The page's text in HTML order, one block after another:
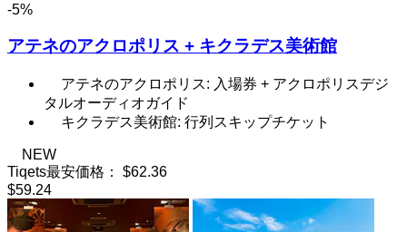
-5%
アテネのアクロポリス + キクラデス美術館
アテネのアクロポリス: 入場券 + アクロポリスデジ
タルオーディオガイド
キクラデス美術館: 行列スキップチケット
NEW
Tiqets最安価格：
$62.36
$59.24